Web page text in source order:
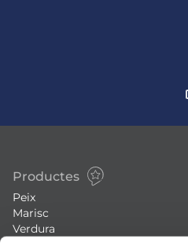
Productes
Peix
Marisc
Verdura